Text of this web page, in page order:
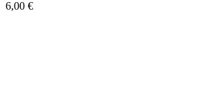
6,00 €